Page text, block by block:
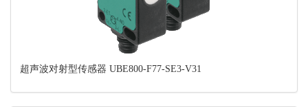
超声波对射型传感器 UBE800-F77-SE3-V31